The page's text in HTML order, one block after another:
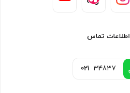
اطلاعات تماس
021 34837